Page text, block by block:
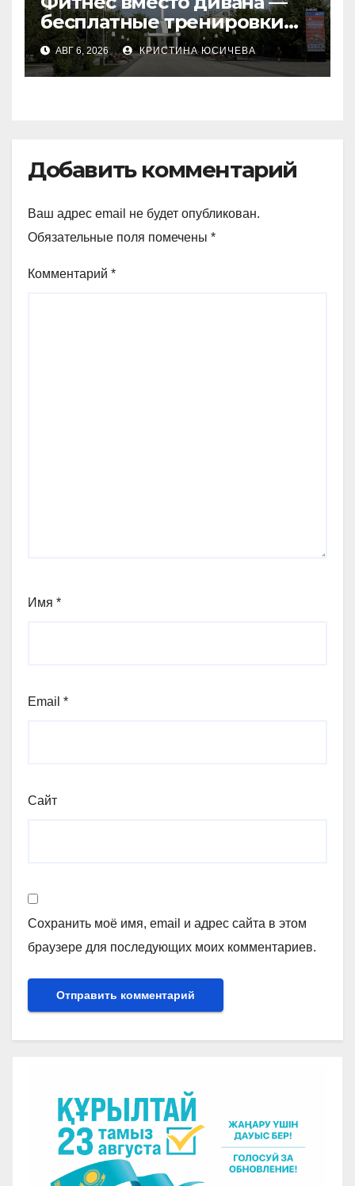
бесплатные тренировки
запускают в
Петропавловске
АВГ 6, 2026 КРИСТИНА ЮСИЧЕВА
Добавить комментарий
Ваш адрес email не будет опубликован.
Обязательные поля помечены *
Комментарий *
Имя *
Email *
Сайт
Сохранить моё имя, email и адрес сайта в этом
браузере для последующих моих комментариев.